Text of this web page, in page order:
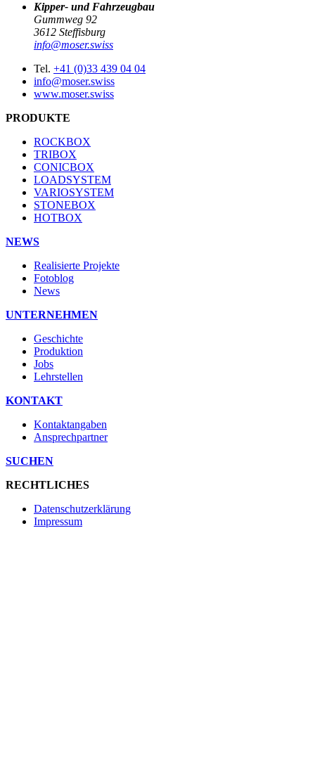
Kipper- und Fahrzeugbau
Gummweg 92
3612 Steffisburg
info@moser.swiss
Tel. +41 (0)33 439 04 04
info@moser.swiss
www.moser.swiss
PRODUKTE
ROCKBOX
TRIBOX
CONICBOX
LOADSYSTEM
VARIOSYSTEM
STONEBOX
HOTBOX
NEWS
Realisierte Projekte
Fotoblog
News
UNTERNEHMEN
Geschichte
Produktion
Jobs
Lehrstellen
KONTAKT
Kontaktangaben
Ansprechpartner
SUCHEN
RECHTLICHES
Datenschutzerklärung
Impressum